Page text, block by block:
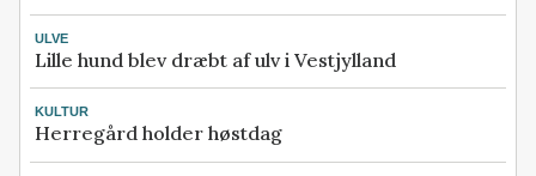
ULVE
Lille hund blev dræbt af ulv i Vestjylland
KULTUR
Herregård holder høstdag